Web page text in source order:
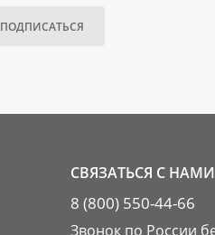
ПОДПИСАТЬСЯ
СВЯЗАТЬСЯ С НАМИ
8 (800) 550-44-66
Звонок по России